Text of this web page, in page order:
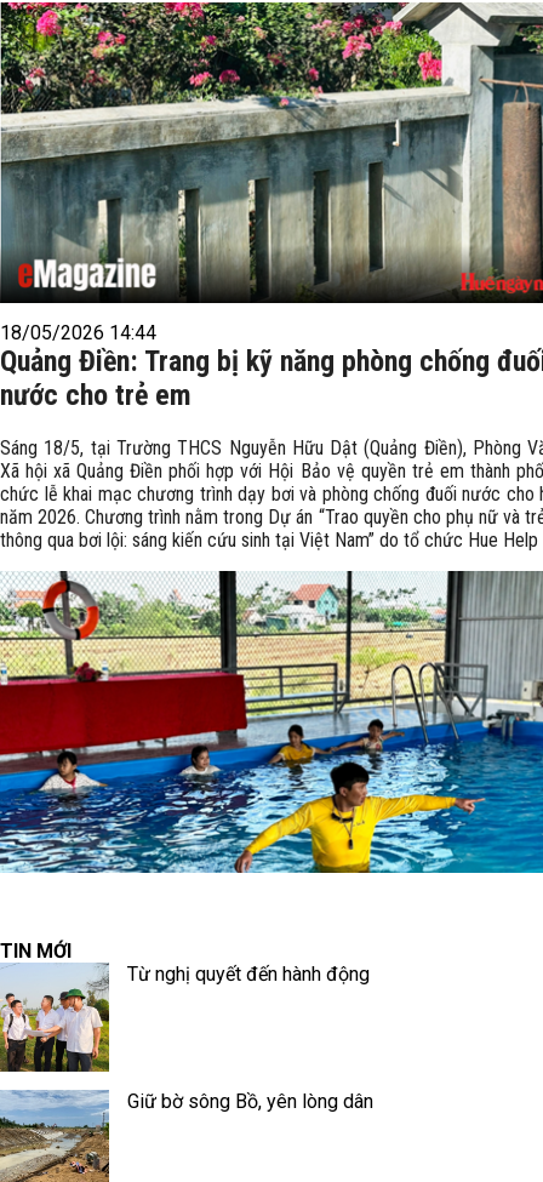
18/05/2026 14:44
Quảng Điền: Trang bị kỹ năng phòng chống
nước cho trẻ em
Sáng 18/5, tại Trường THCS Nguyễn Hữu Dật (Quảng Điền), Phòng
Xã hội xã Quảng Điền phối hợp với Hội Bảo vệ quyền trẻ em thành
chức lễ khai mạc chương trình dạy bơi và phòng chống đuối nước cho
năm 2026. Chương trình nằm trong Dự án “Trao quyền cho phụ nữ và
thông qua bơi lội: sáng kiến cứu sinh tại Việt Nam” do tổ chức Hue
TIN MỚI
Từ nghị quyết đến hành động
Giữ bờ sông Bồ, yên lòng dân